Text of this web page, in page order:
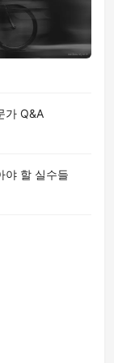
가 Q&A
야 할 실수들